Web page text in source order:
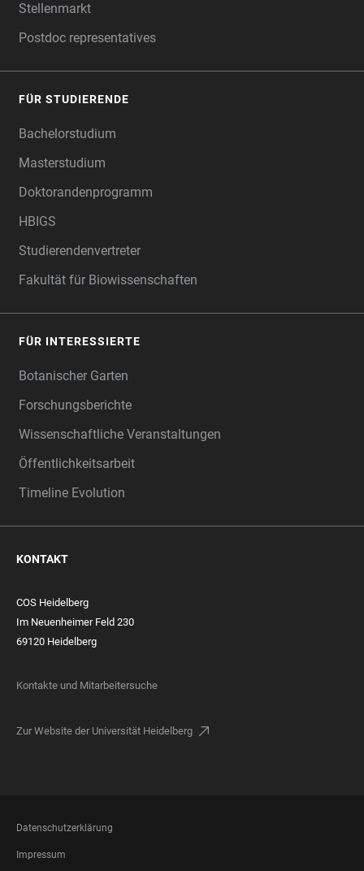
Stellenmarkt
Postdoc representatives
FÜR STUDIERENDE
Bachelorstudium
Masterstudium
Doktorandenprogramm
HBIGS
Studierendenvertreter
Fakultät für Biowissenschaften
FÜR INTERESSIERTE
Botanischer Garten
Forschungsberichte
Wissenschaftliche Veranstaltungen
Öffentlichkeitsarbeit
Timeline Evolution
KONTAKT
COS Heidelberg
Im Neuenheimer Feld 230
69120 Heidelberg
Kontakte und Mitarbeitersuche
Zur Website der Universität Heidelberg
FOOTER
LEGAL
Datenschutzerklärung
Impressum